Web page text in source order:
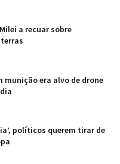
a recuar sobre
munição era alvo de drone
políticos querem tirar de